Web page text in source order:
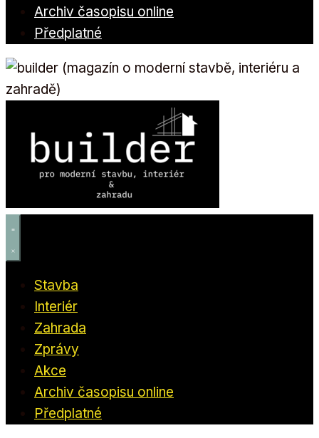
Archiv časopisu online
Předplatné
Stavba
Interiér
Zahrada
Zprávy
Akce
Archiv časopisu online
Předplatné